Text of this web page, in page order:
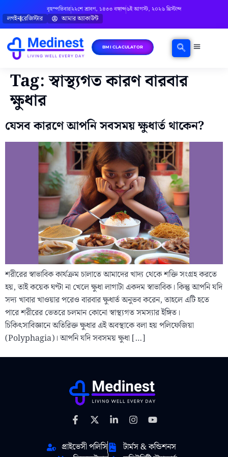
বৃহস্পতিবার২২শে শ্রাবণ, ১৪৩৩ বঙ্গাব্দ৬ই আগস্ট, ২০২৬ খ্রিস্টাব্দ
লগইনরেজিস্টার আমার অ্যাকাউন্ট
BMI CLACULATOR
Tag:স্বাস্থ্যগত কারণ বারবার
ক্ষুধার
যেসব কারণে আপনি সবসময় ক্ষুধার্ত থাকেন?
শরীরের স্বাভাবিক কার্যক্রম চালাতে আমাদের খাদ্য থেকে শক্তি সংগ্রহ করতে
হয়, তাই কয়েক ঘণ্টা না খেলে ক্ষুধা লাগাটা একদম স্বাভাবিক। কিন্তু আপনি যদি
সদ্য খাবার খাওয়ার পরেও বারবার ক্ষুধার্ত অনুভব করেন, তাহলে এটি হতে
পারে শরীরের ভেতরে চলমান কোনো স্বাস্থ্যগত সমস্যার ইঙ্গিত।
চিকিৎসাবিজ্ঞানে অতিরিক্ত ক্ষুধার এই অবস্থাকে বলা হয় পলিফেজিয়া
(Polyphagia)। আপনি যদি সবসময় ক্ষুধা […]
প্রাইভেসী পলিসি
টার্মস & কন্ডিশনস